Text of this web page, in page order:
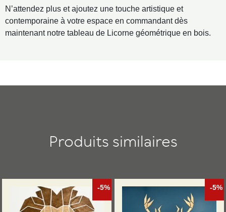
N’attendez plus et ajoutez une touche artistique et
contemporaine à votre espace en commandant dès
maintenant notre tableau de Licorne géométrique en bois.
Produits similaires
-5% -5%